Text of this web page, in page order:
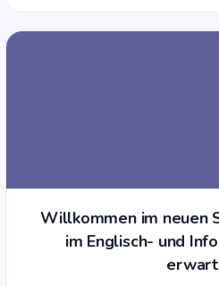
Will­kom­men im neu­en
im Eng­lisch- und